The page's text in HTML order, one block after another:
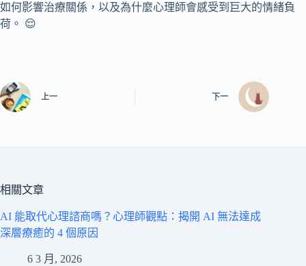
如何影響治療關係，以及為什麼心理師會感受到巨大的情緒負
荷。 😌
上一 下一
相關文章
AI 能取代心理諮商嗎？心理師觀點：揭開 AI 無法達成
深層療癒的 4 個原因
6 3 月, 2026